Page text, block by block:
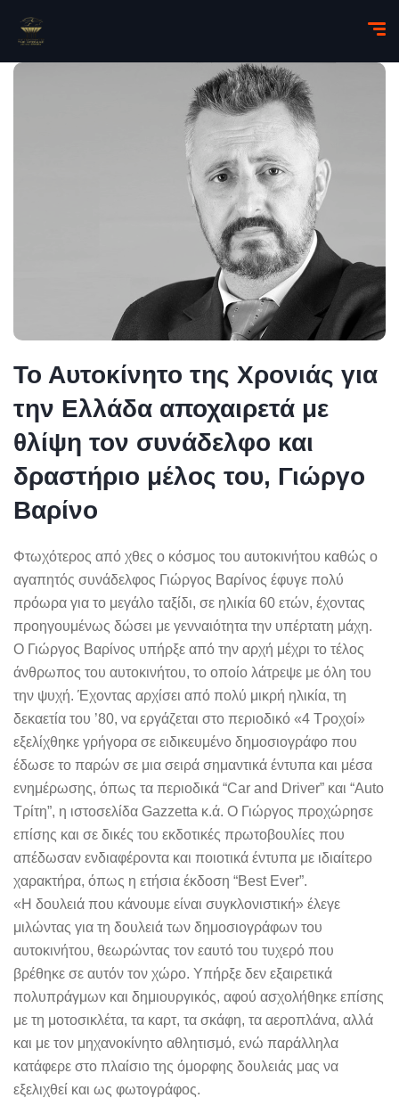
Το Αυτοκίνητο της Χρονιάς για
την Ελλάδα αποχαιρετά με
θλίψη τον συνάδελφο και
δραστήριο μέλος του, Γιώργο
Βαρίνο
Φτωχότερος από χθες ο κόσμος του αυτοκινήτου καθώς ο
αγαπητός συνάδελφος Γιώργος Βαρίνος έφυγε πολύ
πρόωρα για το μεγάλο ταξίδι, σε ηλικία 60 ετών, έχοντας
προηγουμένως δώσει με γενναιότητα την υπέρτατη μάχη.
Ο Γιώργος Βαρίνος υπήρξε από την αρχή μέχρι το τέλος
άνθρωπος του αυτοκινήτου, το οποίο λάτρεψε με όλη του
την ψυχή. Έχοντας αρχίσει από πολύ μικρή ηλικία, τη
δεκαετία του ’80, να εργάζεται στο περιοδικό «4 Τροχοί»
εξελίχθηκε γρήγορα σε ειδικευμένο δημοσιογράφο που
έδωσε το παρών σε μια σειρά σημαντικά έντυπα και μέσα
ενημέρωσης, όπως τα περιοδικά “Car and Driver” και “Auto
Τρίτη”, η ιστοσελίδα Gazzetta κ.ά. Ο Γιώργος προχώρησε
επίσης και σε δικές του εκδοτικές πρωτοβουλίες που
απέδωσαν ενδιαφέροντα και ποιοτικά έντυπα με ιδιαίτερο
χαρακτήρα, όπως η ετήσια έκδοση “Best Ever”.
«Η δουλειά που κάνουμε είναι συγκλονιστική» έλεγε
μιλώντας για τη δουλειά των δημοσιογράφων του
αυτοκινήτου, θεωρώντας τον εαυτό του τυχερό που
βρέθηκε σε αυτόν τον χώρο. Υπήρξε δεν εξαιρετικά
πολυπράγμων και δημιουργικός, αφού ασχολήθηκε επίσης
με τη μοτοσικλέτα, τα καρτ, τα σκάφη, τα αεροπλάνα, αλλά
και με τον μηχανοκίνητο αθλητισμό, ενώ παράλληλα
κατάφερε στο πλαίσιο της όμορφης δουλειάς μας να
εξελιχθεί και ως φωτογράφος.